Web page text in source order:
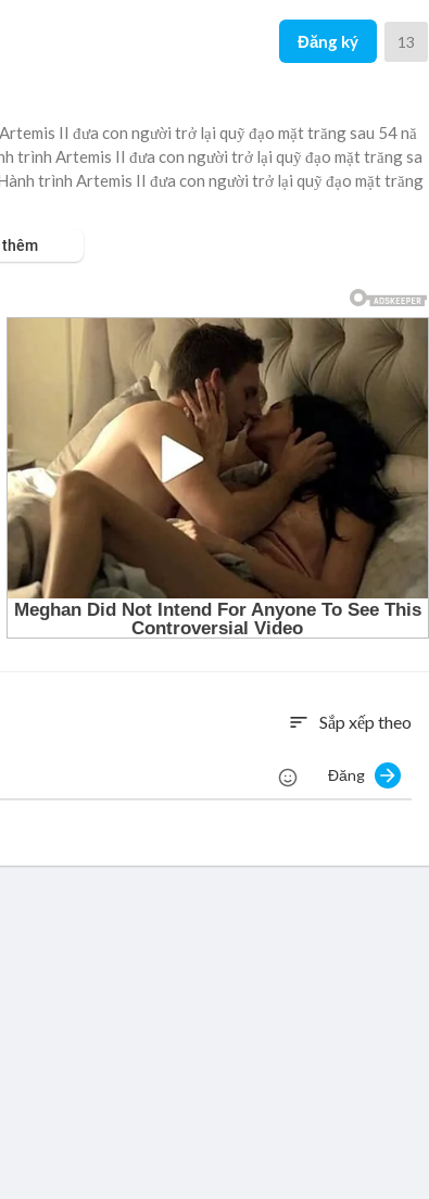
Đăng ký 13
II đưa con người trở lại quỹ đạo mặt trăng sau 54 nă
trình Artemis II đưa con người trở lại quỹ đạo mặt trăng sa
trình Artemis II đưa con người trở lại quỹ đạo mặt trăng
thêm
sort Sắp xếp theo
Đăng